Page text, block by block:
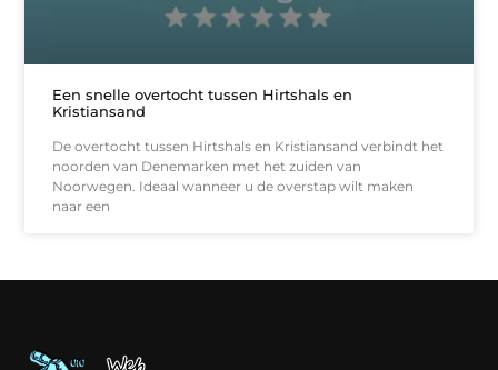
Een snelle overtocht tussen Hirtshals en
Kristiansand
De overtocht tussen Hirtshals en Kristiansand verbindt het
noorden van Denemarken met het zuiden van
Noorwegen. Ideaal wanneer u de overstap wilt maken
naar een